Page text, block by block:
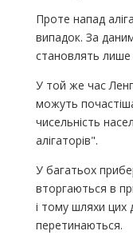
Проте напад
випадок. За
становлять лише
У той же час
можуть
чисельність
алігаторів".
У багатьох
вторгаються в
і тому шляхи цих
перетинаються.